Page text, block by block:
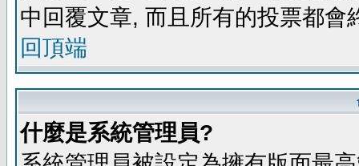
中回覆文章, 而且所有的投票都
回頂端
什麼是系統管理員?